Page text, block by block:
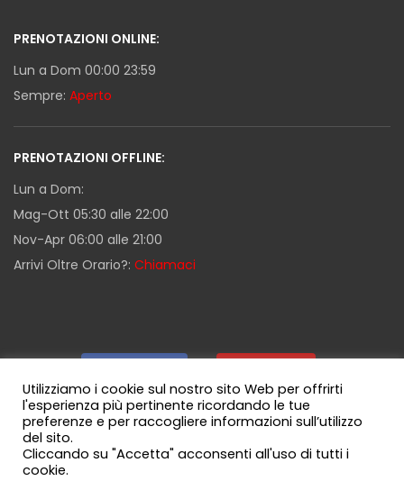
PRENOTAZIONI ONLINE:
Lun a Dom 00:00 23:59
Sempre: Aperto
PRENOTAZIONI OFFLINE:
Lun a Dom:
Mag-Ott 05:30 alle 22:00
Nov-Apr 06:00 alle 21:00
Arrivi Oltre Orario?: Chiamaci
Guida Milazzo | Canale WhatsApp
Utilizziamo i cookie sul nostro sito Web per offrirti
l'esperienza più pertinente ricordando le tue
preferenze e per raccogliere informazioni sull’utilizzo
del sito.
Cliccando su "Accetta" acconsenti all'uso di tutti i
cookie.